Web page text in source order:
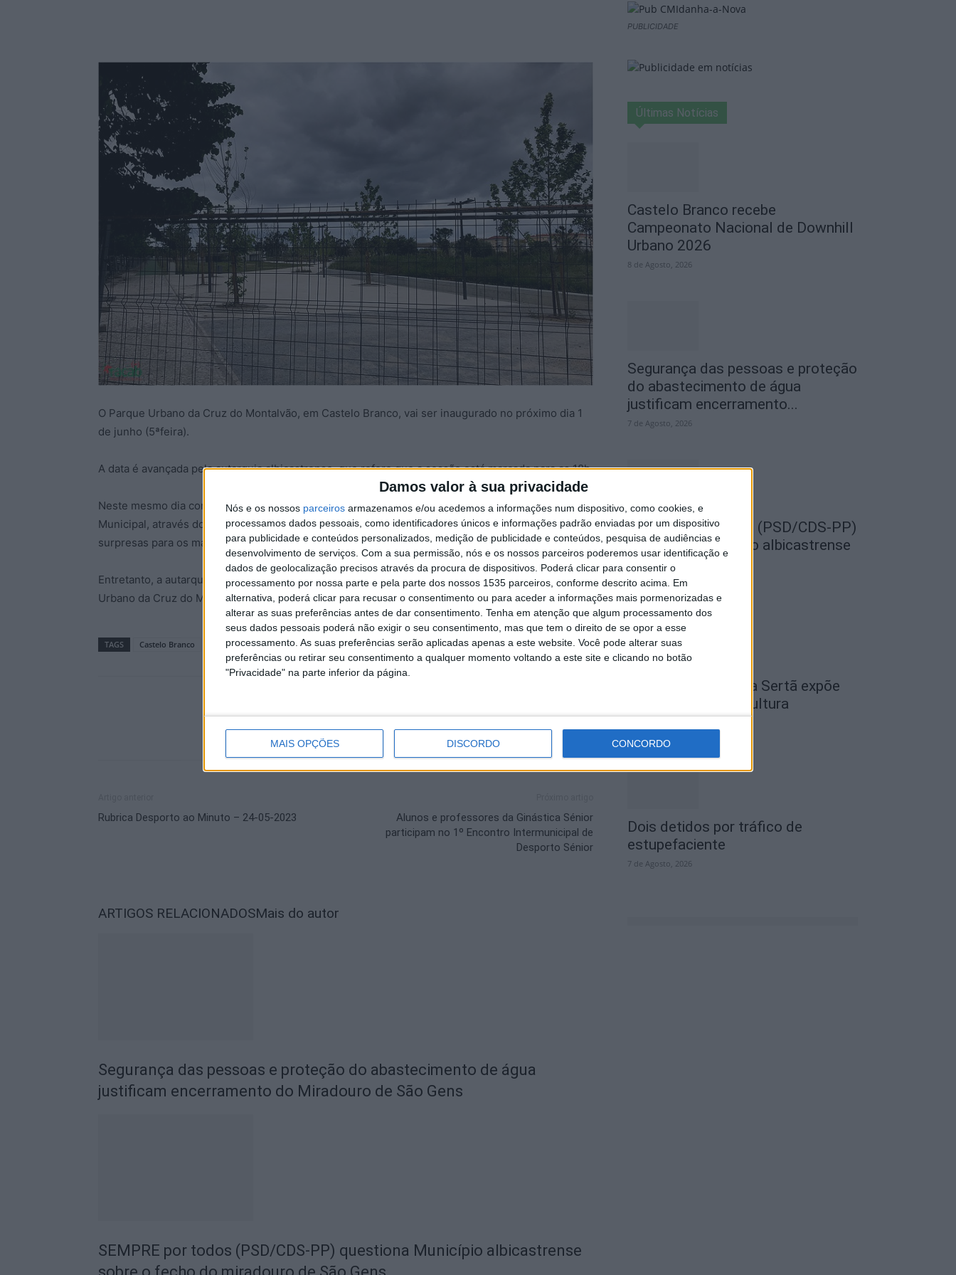
Damos valor à sua privacidade
Nós e os nossos parceiros armazenamos e/ou acedemos a informações num dispositivo, como cookies, e
processamos dados pessoais, como identificadores únicos e informações padrão enviadas por um dispositivo
para publicidade e conteúdos personalizados, medição de publicidade e conteúdos, pesquisa de audiências e
desenvolvimento de serviços. Com a sua permissão, nós e os nossos parceiros poderemos usar identificação e
dados de geolocalização precisos através da procura de dispositivos. Poderá clicar para consentir o
processamento por nossa parte e pela parte dos nossos 1535 parceiros, conforme descrito acima. Em
alternativa, poderá clicar para recusar o consentimento ou para aceder a informações mais pormenorizadas e
alterar as suas preferências antes de dar consentimento. Tenha em atenção que algum processamento dos
seus dados pessoais poderá não exigir o seu consentimento, mas que tem o direito de se opor a esse
processamento. As suas preferências serão aplicadas apenas a este website. Você pode alterar suas
preferências ou retirar seu consentimento a qualquer momento voltando a este site e clicando no botão
"Privacidade" na parte inferior da página.
MAIS OPÇÕES DISCORDO CONCORDO
O Parque Urbano da Cruz do Montalvão, em Castelo Branco, vai ser inaugurado no próximo dia 1
de junho (5ªfeira).
A data é avançada pela autarquia albicastrense, que refere que a sessão está marcada para as 18h.
Neste mesmo dia comemora-se o Dia Mundial da Criança e conciliando os dois fatores, a Câmara
Municipal, através dos Serviços Educativos, diz ter preparado um conjunto de atividades e
surpresas para os mais pequenos, a partir das 17h30.
Entretanto, a autarquia de Castelo Branco promove para o dia anterior uma visita ao Parque
Urbano da Cruz do Montalvão, à comunicação social.
TAGS Castelo Branco Parque Urbano da Cruz do Montalvão
Rubrica Desporto ao Minuto – 24-05-2023
Alunos e professores da Ginástica Sénior
participam no 1º Encontro Intermunicipal de
Desporto Sénior
ARTIGOS RELACIONADOSMais do autor
Segurança das pessoas e proteção do abastecimento de água
justificam encerramento do Miradouro de São Gens
SEMPRE por todos (PSD/CDS-PP) questiona Município albicastrense
PUBLICIDADE
Últimas Notícias
Castelo Branco recebe
Campeonato Nacional de Downhill
Urbano 2026
8 de Agosto, 2026
Segurança das pessoas e proteção
do abastecimento de água
justificam encerramento...
7 de Agosto, 2026
SEMPRE por todos (PSD/CDS-PP)
questiona Município albicastrense
sobre o fecho do...
7 de Agosto, 2026
Academia Sénior da Sertã expõe
artes na Casa da Cultura
Dois detidos por tráfico de
estupefaciente
7 de Agosto, 2026